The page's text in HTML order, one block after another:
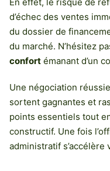
d’échec des ventes
du dossier de
du marché. N’hésitez
confort émanant d’un
Une négociation
sortent gagnantes et
points essentiels tout
constructif. Une fois
administratif